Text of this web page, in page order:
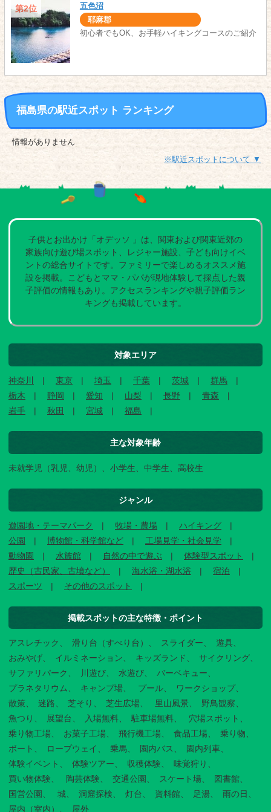
第2位 五色沼
耶麻郡
初心者でもOK、お手軽ハイキングコースのご紹介
福島県の駅近スポット ランキング
情報がありません
※駅近スポットについて ▼
子供とお出かけ「オデッソ 」は、関東および関東近郊の
家族向け遊び場スポット、レジャー施設、子ども向けイベ
ントの総合サイトです。ファミリーで楽しめるオススメ施
設を掲載。こどもとママ・パパが現地体験して採点した親
子評価の情報もあり。アクセスランキングや親子評価ラン
キングも掲載しています。
対象エリア
神奈川 東京 埼玉 千葉 茨城
群馬
栃木
静岡 愛知 山梨 長野
青森
岩手
秋田 宮城 福島
主な対象年齢
未就学児（乳児、幼児）、小学生、中学生、高校生
ジャンル
遊園地・テーマパーク 牧場・農場
ハイキング
公園
博物館・科学館など
工場見学・社会見学
動物園
水族館 自然の中で遊ぶ
体験型スポット
歴史（古民家、古墳など）
海水浴・湖水浴
宿泊
スポーツ
その他のスポット
掲載スポットの主な特徴・ポイント
アスレチック 滑り台（すべり台） スライダー
遊具
おみやげ
イルミネーション キッズランド
サイクリング
サファリパーク
川遊び 水遊び
バーベキュー
プラネタリウム
キャンプ場 プール
ワークショップ
散策
迷路 芝そり 芝生広場 里山風景
野鳥観察
魚つり
展望台 入場無料 駐車場無料
穴場スポット
乗り物工場
お菓子工場 飛行機工場 食品工場
乗り物
ボート
ロープウェイ 乗馬 園内バス
園内列車
体験イベント
体験ツアー 収穫体験
味覚狩り
買い物体験
陶芸体験 交通公園 スケート場
図書館
国営公園
城 洞窟探検 灯台 資料館 足湯
雨の日
屋内（室内）
屋外